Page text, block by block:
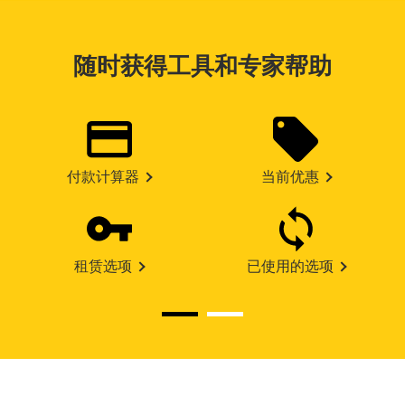
随时获得工具和专家帮助
付款计算器 当前优惠
租赁选项 已使用的选项